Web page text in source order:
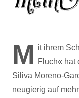
M it ihrem
Fluch« hat
Siliva Moreno-
neugierig auf